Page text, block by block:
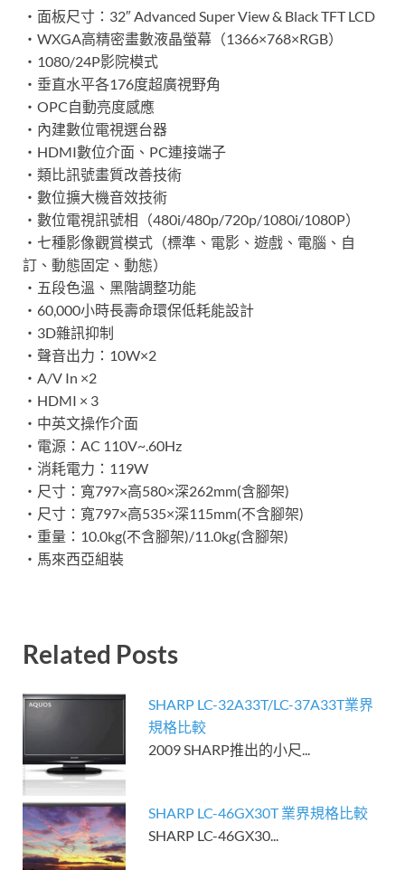
‧面板尺寸：32″ Advanced Super View & Black TFT LCD
‧WXGA高精密畫數液晶螢幕（1366×768×RGB）
‧1080/24P影院模式
‧垂直水平各176度超廣視野角
‧OPC自動亮度感應
‧內建數位電視選台器
‧HDMI數位介面、PC連接端子
‧類比訊號畫質改善技術
‧數位擴大機音效技術
‧數位電視訊號相（480i/480p/720p/1080i/1080P）
‧七種影像觀賞模式（標準、電影、遊戲、電腦、自
訂、動態固定、動態）
‧五段色溫、黑階調整功能
‧60,000小時長壽命環保低耗能設計
‧3D雜訊抑制
‧聲音出力：10W×2
‧A/V In ×2
‧HDMI × 3
‧中英文操作介面
‧電源：AC 110V~.60Hz
‧消耗電力：119W
‧尺寸：寬797×高580×深262mm(含腳架)
‧尺寸：寬797×高535×深115mm(不含腳架)
‧重量：10.0kg(不含腳架)/11.0kg(含腳架)
‧馬來西亞組裝
Related Posts
SHARP LC-32A33T/LC-37A33T業界
規格比較
2009 SHARP推出的小尺...
SHARP LC-46GX30T 業界規格比較
SHARP LC-46GX30...